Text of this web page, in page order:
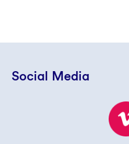
Social Media